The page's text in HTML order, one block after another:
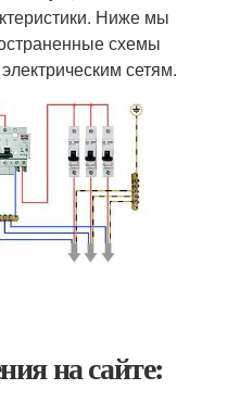
Ниже мы
схемы
сетям.
на сайте: